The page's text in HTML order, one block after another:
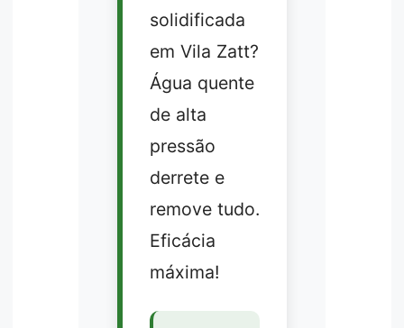
solidificada
em Vila Zatt?
Água quente
de alta
pressão
derrete e
remove tudo.
Eficácia
máxima!